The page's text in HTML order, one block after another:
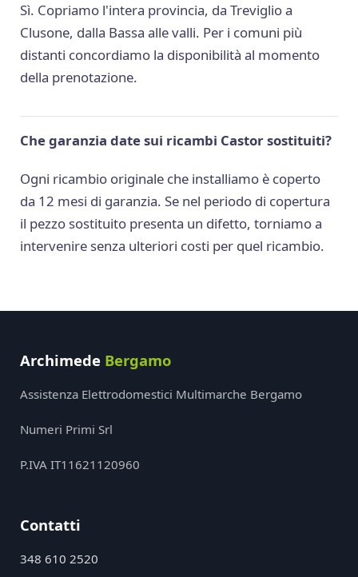
Sì. Copriamo l'intera provincia, da Treviglio a
Clusone, dalla Bassa alle valli. Per i comuni più
distanti concordiamo la disponibilità al momento
della prenotazione.
Che garanzia date sui ricambi Castor sostituiti?
Ogni ricambio originale che installiamo è coperto
da 12 mesi di garanzia. Se nel periodo di copertura
il pezzo sostituito presenta un difetto, torniamo a
intervenire senza ulteriori costi per quel ricambio.
Archimede Bergamo
Assistenza Elettrodomestici Multimarche Bergamo
Numeri Primi Srl
P.IVA IT11621120960
Contatti
348 610 2520